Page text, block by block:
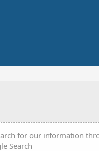
for our information
Search